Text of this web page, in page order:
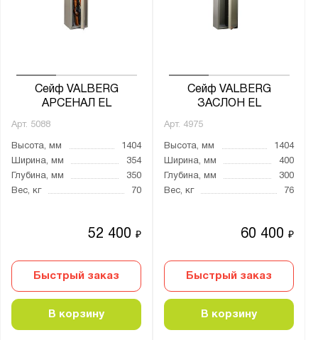
Сейф VALBERG
АРСЕНАЛ EL
Арт. 5088
Высота, мм
1404
Ширина, мм
354
Глубина, мм
350
Вес, кг
70
52 400₽
Быстрый заказ
В корзину
Сейф VALBERG
ЗАСЛОН EL
Арт. 4975
Высота, мм
1404
Ширина, мм
400
Глубина, мм
300
Вес, кг
76
60 400₽
Быстрый заказ
В корзину
Трейзер:
Тип замка:
2 кодовых электронных
3 ключевых
Кодовый электронный и ключевой